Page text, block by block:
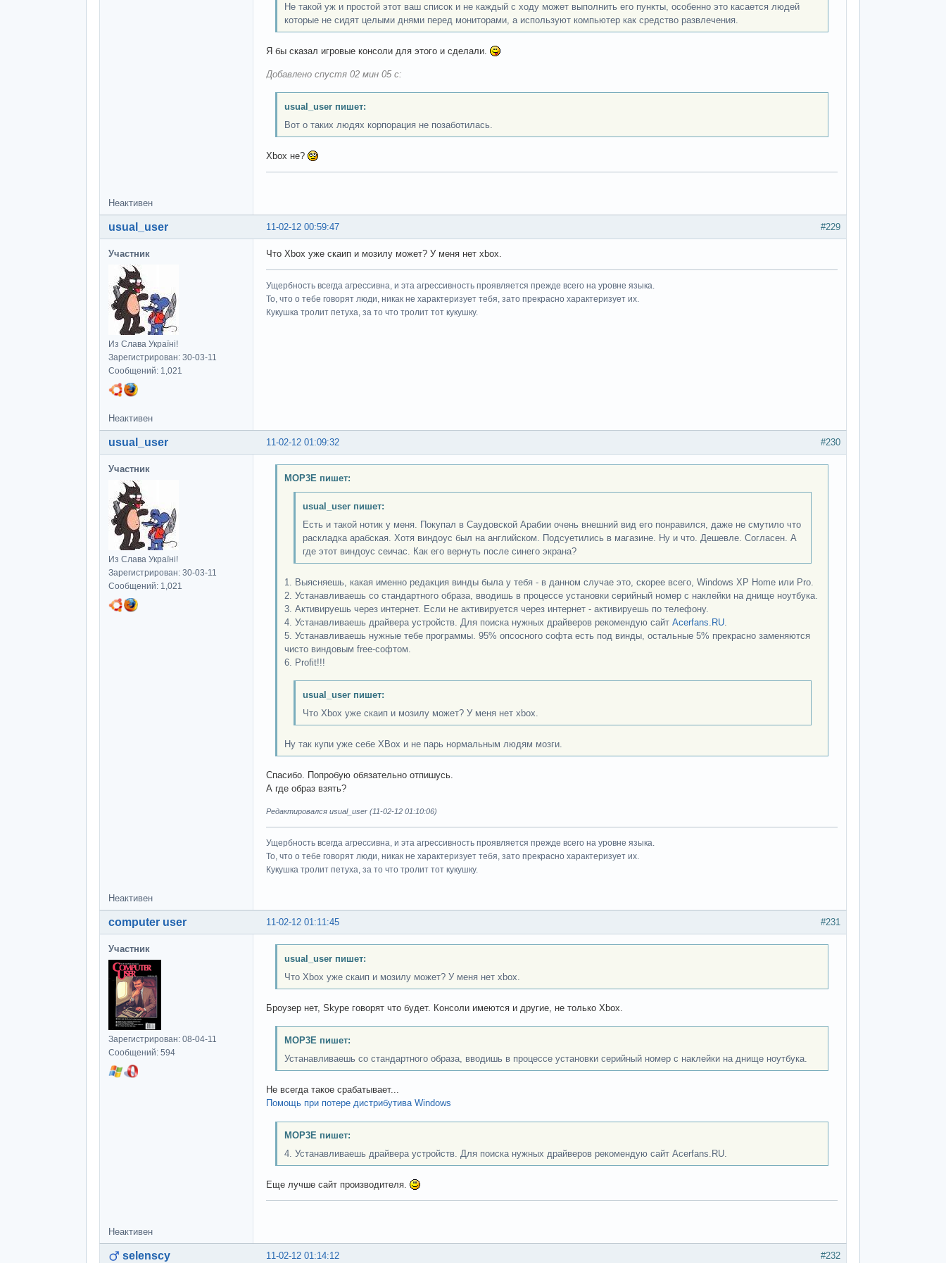
Не такой уж и простой этот ваш список и не каждый с ходу может выполнить его пункты, особенно это касается людей
которые не сидят целыми днями перед мониторами, а используют компьютер как средство развлечения.
Я бы сказал игровые консоли для этого и сделали.
Добавлено спустя 02 мин 05 с:
usual_user пишет:
Вот о таких людях корпорация не позаботилась.
Xbox не?
Неактивен
#229
11-02-12 00:59:47
usual_user
Участник
Из Слава Україні!
Зарегистрирован: 30-03-11
Сообщений: 1,021
Что Xbox уже скаип и мозилу может? У меня нет xbox.
Ущербность всегда агрессивна, и эта агрессивность проявляется прежде всего на уровне языка.
То, что о тебе говорят люди, никак не характеризует тебя, зато прекрасно характеризует их.
Кукушка тролит петуха, за то что тролит тот кукушку.
Неактивен
#230
11-02-12 01:09:32
usual_user
Участник
Из Слава Україні!
Зарегистрирован: 30-03-11
Сообщений: 1,021
MOP3E пишет:
usual_user пишет:
Есть и такой нотик у меня. Покупал в Саудовской Арабии очень внешний вид его понравился, даже не смутило что
раскладка арабская. Хотя виндоус был на английском. Подсуетились в магазине. Ну и что. Дешевле. Согласен. А
где этот виндоус сеичас. Как его вернуть после синего экрана?
1. Выясняешь, какая именно редакция винды была у тебя - в данном случае это, скорее всего, Windows XP Home или Pro.
2. Устанавливаешь со стандартного образа, вводишь в процессе установки серийный номер с наклейки на днище ноутбука.
3. Активируешь через интернет. Если не активируется через интернет - активируешь по телефону.
4. Устанавливаешь драйвера устройств. Для поиска нужных драйверов рекомендую сайт Acerfans.RU.
5. Устанавливаешь нужные тебе программы. 95% опсосного софта есть под винды, остальные 5% прекрасно заменяются
чисто виндовым free-софтом.
6. Profit!!!
usual_user пишет:
Что Xbox уже скаип и мозилу может? У меня нет xbox.
Ну так купи уже себе XBox и не парь нормальным людям мозги.
Спасибо. Попробую обязательно отпишусь.
А где образ взять?
Редактировался usual_user (11-02-12 01:10:06)
Ущербность всегда агрессивна, и эта агрессивность проявляется прежде всего на уровне языка.
То, что о тебе говорят люди, никак не характеризует тебя, зато прекрасно характеризует их.
Кукушка тролит петуха, за то что тролит тот кукушку.
Неактивен
#231
11-02-12 01:11:45
computer user
Участник
Зарегистрирован: 08-04-11
Сообщений: 594
usual_user пишет:
Что Xbox уже скаип и мозилу может? У меня нет xbox.
Броузер нет, Skype говорят что будет. Консоли имеются и другие, не только Xbox.
MOP3E пишет:
Устанавливаешь со стандартного образа, вводишь в процессе установки серийный номер с наклейки на днище ноутбука.
Не всегда такое срабатывает...
Помощь при потере дистрибутива Windows
MOP3E пишет:
4. Устанавливаешь драйвера устройств. Для поиска нужных драйверов рекомендую сайт Acerfans.RU.
Еще лучше сайт производителя.
Неактивен
#232
11-02-12 01:14:12
selenscy